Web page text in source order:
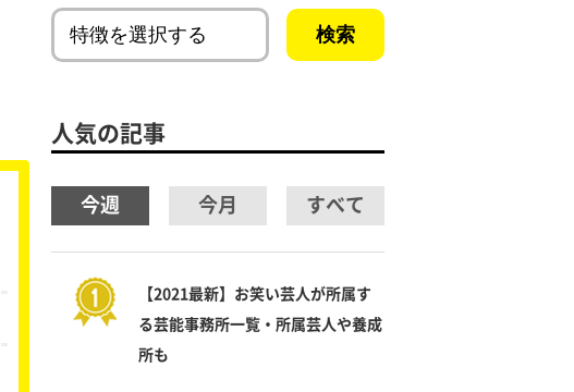
人気の記事
今週 今月 すべて
【2021最新】お笑い芸人が所属す
る芸能事務所一覧・所属芸人や養成
所も